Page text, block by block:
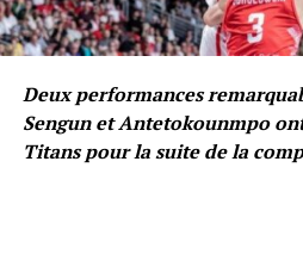
Deux performances
Sengun et Antetokounmpo
Titans pour la suite de la